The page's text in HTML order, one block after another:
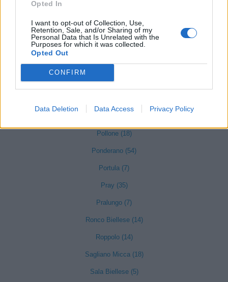
Opted In
I want to opt-out of Collection, Use,
Retention, Sale, and/or Sharing of my
Personal Data that Is Unrelated with the
Purposes for which it was collected.
Opted Out
CONFIRM
Data Deletion Data Access Privacy Policy
Netro (6)
Occhieppo Superiore (24)
Pollone (18)
Ponderano (54)
Portula (7)
Pray (35)
Pralungo (7)
Ronco Biellese (14)
Roppolo (14)
Sagliano Micca (18)
Sala Biellese (5)